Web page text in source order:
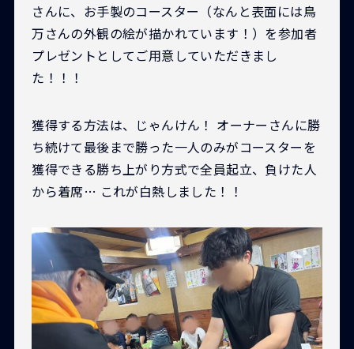
さんに、お手製のコースター（なんと表面には鳥
万さんの外観の絵が描かれています！）を参加者
プレゼントとしてご用意していただきまし
た！！！
獲得する方法は、じゃんけん！ オーナーさんに勝
ち続けて最後まで勝った一人のみがコースターを
獲得できる勝ち上がり方式で全員起立、負けた人
から着席… これが白熱しました！！